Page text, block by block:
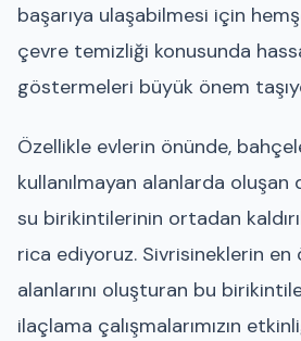
başarıya ulaşabilmesi için
çevre temizliği konusunda
göstermeleri büyük önem
Özellikle evlerin önünde,
kullanılmayan alanlarda oluşan
su birikintilerinin ortadan
rica ediyoruz. Sivrisineklerin en
alanlarını oluşturan bu
ilaçlama çalışmalarımızın